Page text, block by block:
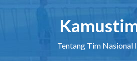
Tentang Tim Nasional